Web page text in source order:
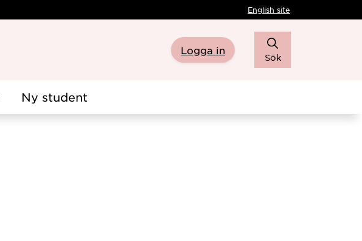
English site
Logga in
Sök
Ny student